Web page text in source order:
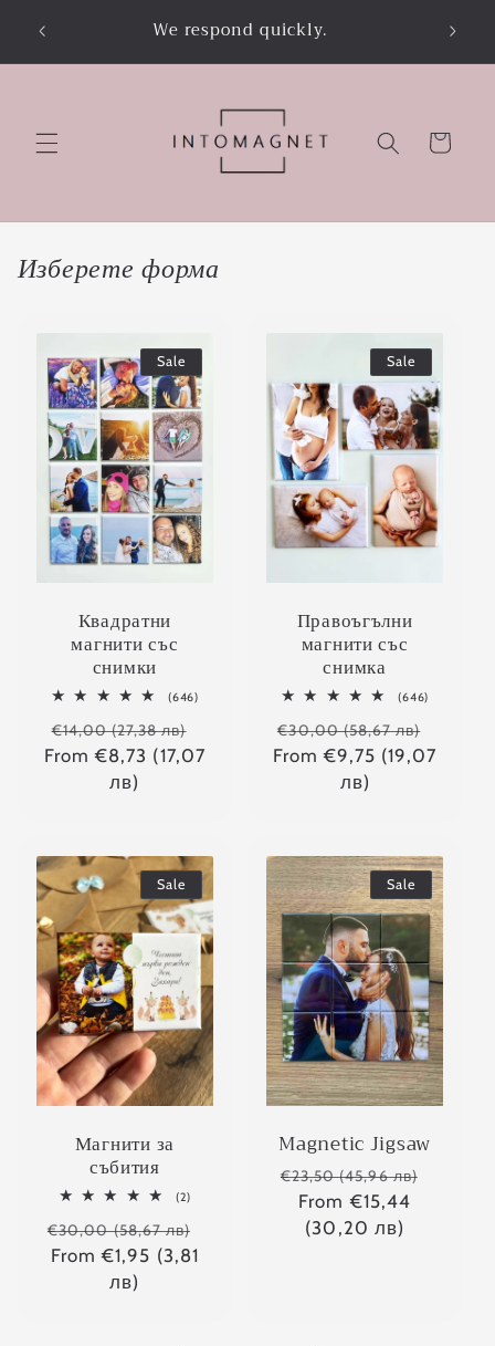
content
We respond quickly.
Cart
Изберете форма
Sale
Квадратни
магнити със
снимки
(646)646
Regular
price
€14,00 (27,38 лв)
price
From €8,73 (17,07
лв)
Sale
Правоъгълни
магнити със
снимка
(646)
Regular
price
€30,00 (58,67 лв)
price
From €9,75 (19,07
лв)
Sale
Магнити за
събития
(2)
Regular
price
€30,00 (58,67 лв)
From €1,95 (3,81
лв)
Sale
Magnetic Jigsaw
Regular
price
€23,50 (45,96 лв)
From €15,44
(30,20 лв)